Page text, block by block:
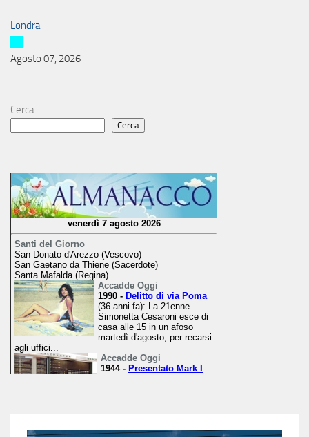
Londra
Agosto 07, 2026
Cerca
Cerca